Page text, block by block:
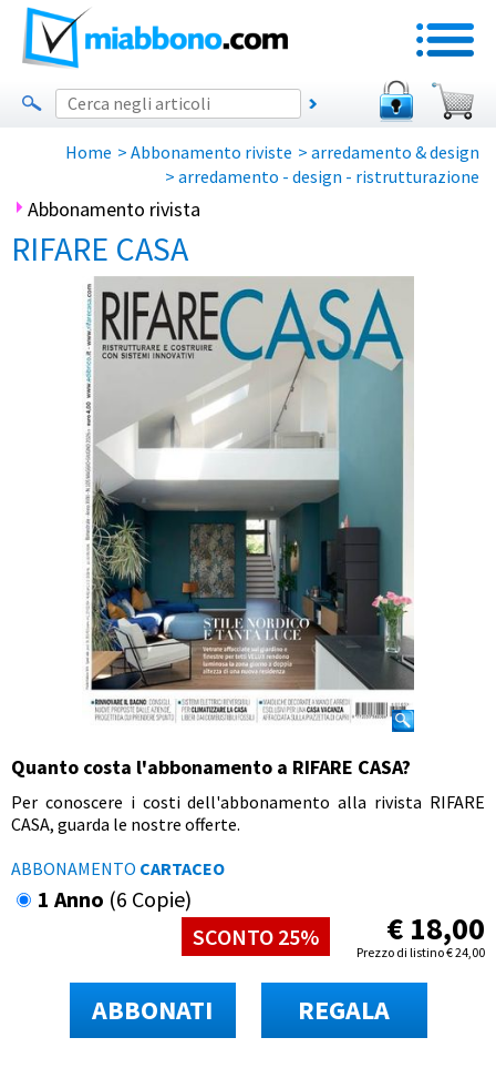
Home > Abbonamento riviste > arredamento & design
> arredamento - design - ristrutturazione
Abbonamento rivista
RIFARE CASA
Quanto costa l'abbonamento a RIFARE CASA?
Per conoscere i costi dell'abbonamento alla rivista RIFARE
CASA, guarda le nostre offerte.
ABBONAMENTO CARTACEO
1 Anno (6 Copie)
SCONTO 25%
€ 18,00
Prezzo di listino€24,00
ABBONATI REGALA